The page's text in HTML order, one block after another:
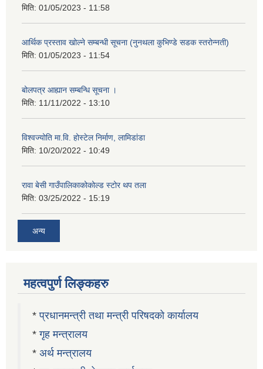
मिति: 01/05/2023 - 11:58
आर्थिक प्रस्ताव खोल्ने सम्बन्धी सूचना (नुनथला कुभिण्डे सडक स्तरोन्नती)
मिति: 01/05/2023 - 11:54
बोलपत्र आह्यान सम्बन्धि सूचना ।
मिति: 11/11/2022 - 13:10
विश्वज्योति मा.वि. होस्टेल निर्माण, लामिडांडा
मिति: 10/20/2022 - 10:49
रावा बेसी गाउँपालिकाकोकोल्ड स्टोर थप तला
मिति: 03/25/2022 - 15:19
अन्य
महत्वपुर्ण लिङ्कहरु
*प्रधानमन्त्री तथा मन्त्री परिषदको कार्यालय
*गृह मन्त्रालय
* अर्थ मन्त्रालय